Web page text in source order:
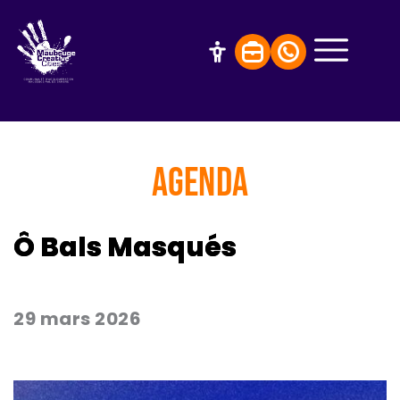
AGENDA
Ô Bals Masqués
29 mars 2026